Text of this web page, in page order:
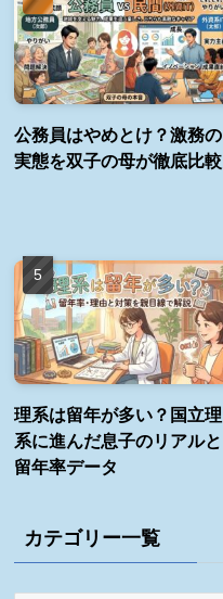
公務員はやめとけ？激務の
実態を双子の母が徹底比較
理系は留年が多い？国立理
系に進んだ息子のリアルと
留年率データ
カテゴリー一覧